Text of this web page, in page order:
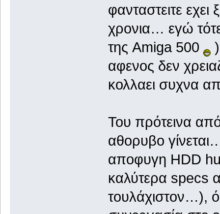
φανταστειτε εχει
χρονια… εγώ
της Amiga 500
αφενος δεν
κολλαει συχνα
Του πρότεινα
αθορυβο
αποφυγη HDD
καλύτερα specs
τουλάχιστον…),